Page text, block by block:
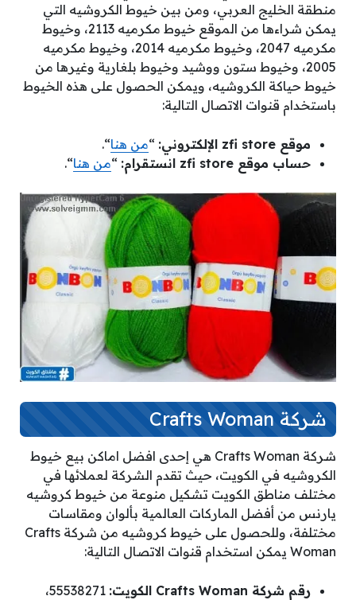
منطقة الخليج العربي، ومن بين خيوط الكروشيه التي
يمكن شراءها من الموقع خيوط مكرميه 2113، وخيوط
مكرميه 2047، وخيوط مكرميه 2014، وخيوط مكرميه
2005، وخيوط ستون ووشيد وخيوط بلغارية وغيرها من
خيوط حياكة الكروشيه، ويمكن الحصول على هذه الخيوط
باستخدام قنوات الاتصال التالية:
موقع zfi store الإلكتروني: “من هنا“.
حساب موقع zfi store انستقرام:
“من هنا“.
شركة Crafts Woman
شركة Crafts Woman هي إحدى افضل اماكن بيع خيوط
الكروشيه في الكويت، حيث تقدم الشركة لعملائها في
مختلف مناطق الكويت تشكيل منوعة من خيوط كروشيه
يارنس من أفضل الماركات العالمية بألوان ومقاسات
مختلفة، وللحصول على خيوط كروشيه من شركة Crafts
Woman يمكن استخدام قنوات الاتصال التالية:
رقم شركة Crafts Woman الكويت:
55538271،